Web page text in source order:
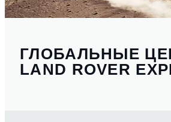
ГЛОБАЛЬНЫЕ
LAND ROVER